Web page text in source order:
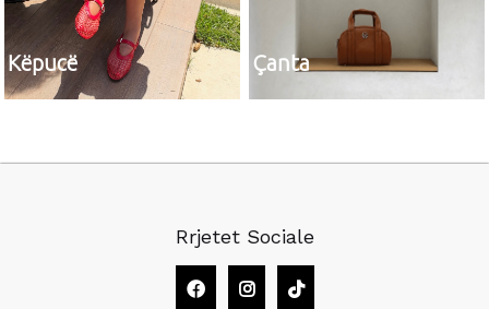
Këpucë Çanta
Rrjetet Sociale